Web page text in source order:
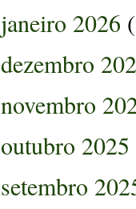
janeiro 2026
dezembro
novembro
outubro 2025
setembro